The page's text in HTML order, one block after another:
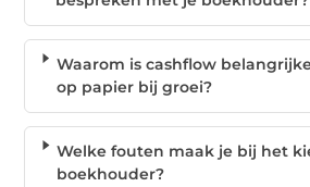
Waarom is cashflow
op papier bij groei?
Welke fouten maak je bij het
boekhouder?